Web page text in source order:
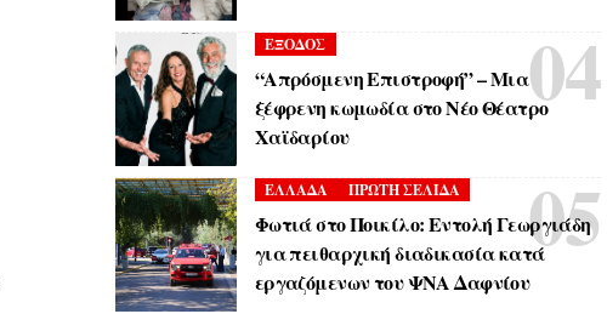
ΕΞΟΔΟΣ
“Απρόσμενη Επιστροφή” – Μια
ξέφρενη κωμωδία στο Νέο Θέατρο
Χαϊδαρίου
ΕΛΛΑΔΑ ΠΡΩΤΗ ΣΕΛΙΔΑ
Φωτιά στο Ποικίλο: Εντολή Γεωργιάδη
για πειθαρχική διαδικασία κατά
εργαζόμενων του ΨΝΑ Δαφνίου